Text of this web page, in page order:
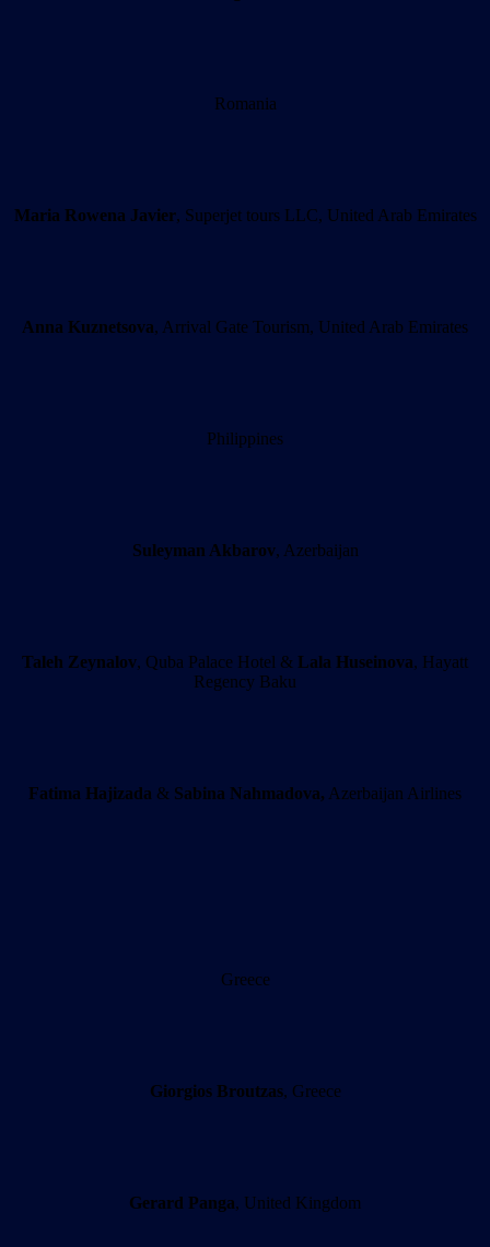
Romania
Maria Rowena Javier, Superjet tours LLC, United Arab Emirates
Anna Kuznetsova, Arrival Gate Tourism, United Arab Emirates
Philippines
Suleyman Akbarov, Azerbaijan
Taleh Zeynalov, Quba Palace Hotel & Lala Huseinova, Hayatt
Regency Baku
Fatima Hajizada & Sabina Nahmadova, Azerbaijan Airlines
Greece
Giorgios Broutzas, Greece
Gerard Panga, United Kingdom